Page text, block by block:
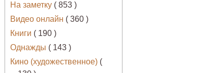
На заметку ( 853 )
Видео онлайн ( 360 )
Книги ( 190 )
Однажды ( 143 )
Кино (художественное) (